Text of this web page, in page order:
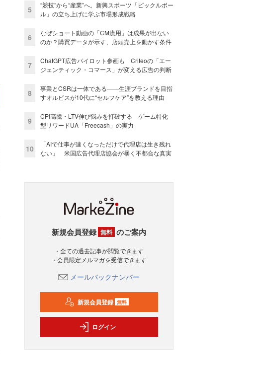
5
“競技”から“産業”へ。新興スポーツ「ピックルボー
ル」の立ち上げに学ぶ市場形成戦略
6
なぜショート動画の「CM流用」は成果が出ない
のか？購買データが示す、店頭売上を動かす条件
7
ChatGPT広告パイロット参画も Criteoの「エー
ジェンティック・コマース」が変える広告の判断
8
事業とCSRは一体である――生涯ブランドを目指
すオルビスが10代に“セルフケア”を教える理由
9
CPI高騰・LTV伸び悩みを打破する ゲーム特化
型リワードUA「Freecash」の実力
10
「AIで仕事が速くなっただけで代理店は生き残れ
ない」 米国広告代理店協会が暴く不都合な真実
新規会員登録 無料 のご案内
・全ての過去記事が閲覧できます
・会員限定メルマガを受信できます
メールバックナンバー
新規会員登録 無料
ログイン